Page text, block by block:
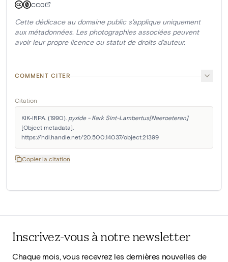
CC0
Cette dédicace au domaine public s'applique uniquement
aux métadonnées. Les photographies associées peuvent
avoir leur propre licence ou statut de droits d'auteur.
COMMENT CITER
Citation
KIK-IRPA. (1990). pyxide - Kerk Sint-Lambertus[Neeroeteren]
[Object metadata].
https://hdl.handle.net/20.500.14037/object.21399
Copier la citation
Inscrivez-vous à notre newsletter
Chaque mois, vous recevrez les dernières nouvelles de